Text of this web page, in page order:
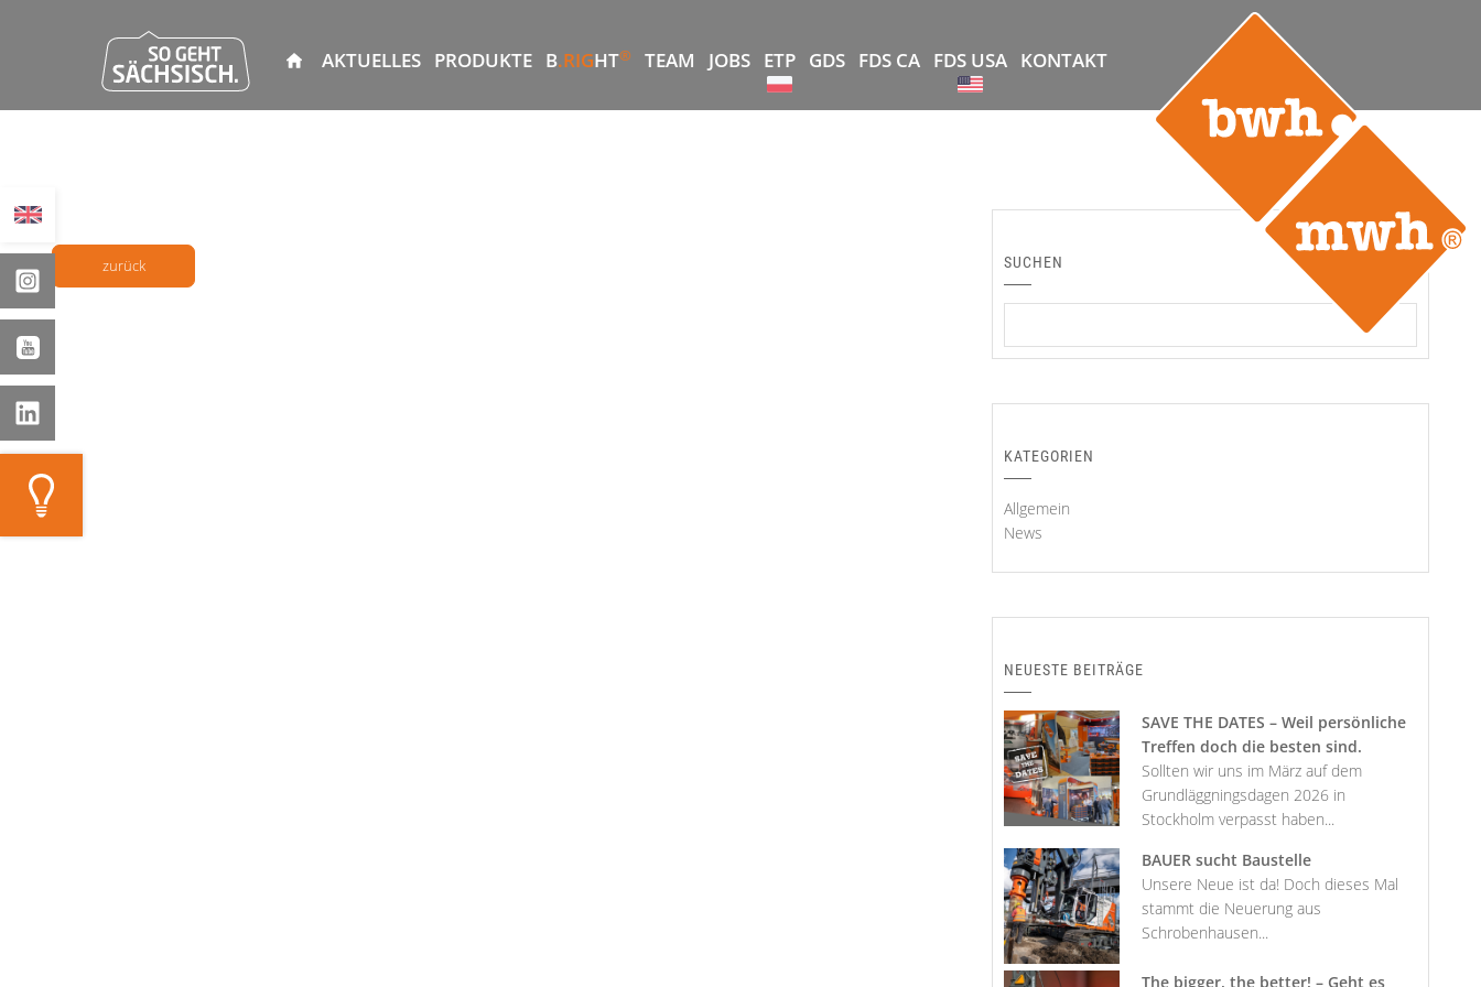
AKTUELLES PRODUKTE B.RIGHT® TEAM JOBS ETP GDS FDS CA FDS USA KONTAKT
zurück SUCHEN
KATEGORIEN
Allgemein
News
NEUESTE BEITRÄGE
SAVE THE DATES – Weil persönliche
Treffen doch die besten sind.
Sollten wir uns im März auf dem
Grundläggningsdagen 2026 in
Stockholm verpasst haben...
BAUER sucht Baustelle
Unsere Neue ist da! Doch dieses Mal
stammt die Neuerung aus
Schrobenhausen...
The bigger, the better! – Geht es